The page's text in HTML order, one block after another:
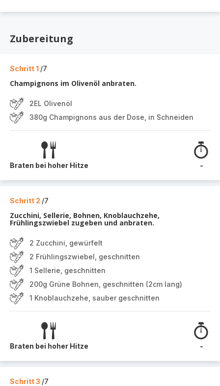
Zubereitung
Schritt 1 /7
Champignons im Olivenöl anbraten.
2EL Olivenöl
380g Champignons aus der Dose, in Schneiden
Braten bei hoher Hitze -
Schritt 2 /7
Zucchini, Sellerie, Bohnen, Knoblauchzehe,
Frühlingszwiebel zugeben und anbraten.
2 Zucchini, gewürfelt
2 Frühlingszwiebel, geschnitten
1 Sellerie, geschnitten
200g Grüne Bohnen, geschnitten (2cm lang)
1 Knoblauchzehe, sauber geschnitten
Braten bei hoher Hitze -
Schritt 3 /7